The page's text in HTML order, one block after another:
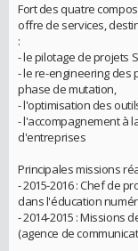
Fort des quatre
offre de services,
:
- le pilotage de projets
- le re-engineering des
phase de mutation,
- l'optimisation des
- l'accompagnement à
d'entreprises
Principales missions
- 2015-2016 : Chef de
dans l'éducation
- 2014-2015 : Missions
(agence de